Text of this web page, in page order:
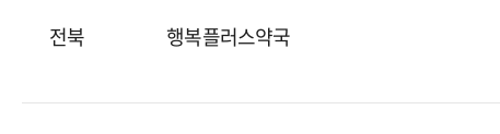
전북 행복플러스약국